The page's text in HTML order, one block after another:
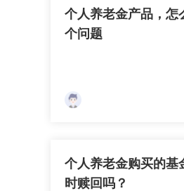
个人养老金产品，怎
个问题
个人养老金购买的基
时赎回吗？